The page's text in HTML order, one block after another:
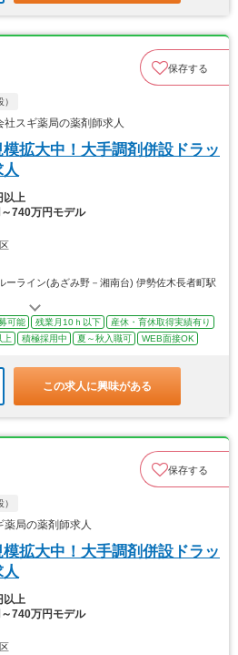
保存する
スギ薬局の薬剤師求人
模拡大中！大手調剤併設ドラッ
以上
～740万円モデル
ーライン(あざみ野－湘南台) 伊勢佐木長者町駅
可能 残業月10ｈ以下
産休・育休取得実績有り
上 積極採用中 夏～秋入職可 WEB面接OK
この求人に興味がある
保存する
局の薬剤師求人
模拡大中！大手調剤併設ドラッ
以上
～740万円モデル